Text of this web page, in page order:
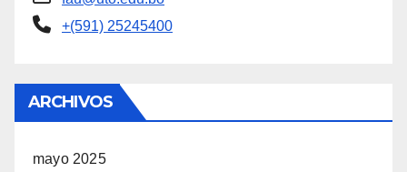
+(591) 25245400
ARCHIVOS
mayo 2025